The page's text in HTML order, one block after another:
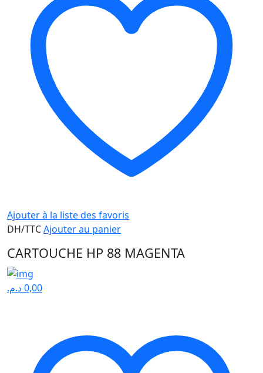
Ajouter à la liste des favoris
DH/TTCAjouter au panier
CARTOUCHE HP 88 MAGENTA
0,00د.م.